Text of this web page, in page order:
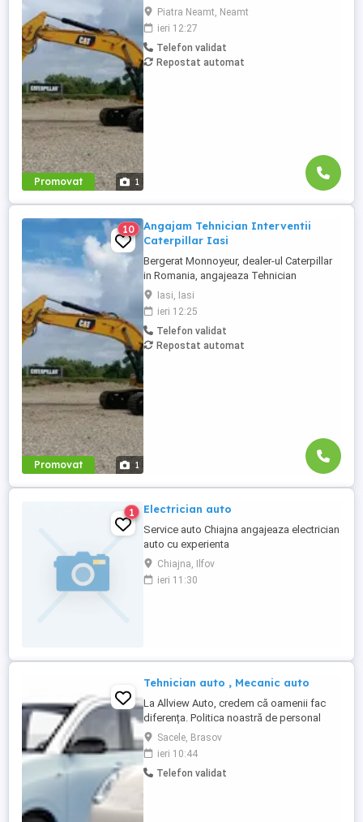
Promovat 1
Electromecanic pentru interventii pe teren.
Pozitiile sunt cadrul diviziei de utilaje
Caterpillar. Zona pentru care recrutam este
Piatra Neamt si zonele invecinate. Studii
medii tehnice de ...
Piatra Neamt, Neamt
ieri 12:27
Telefon validat
Repostat automat
Promovat 1
10
Angajam Tehnician Interventii
Caterpillar Iasi
Bergerat Monnoyeur, dealer-ul Caterpillar
in Romania, angajeaza Tehnician
Electromecanic pentru interventii pe teren.
Pozitiile sunt cadrul diviziei de utilaje
Caterpillar sau in cadrul diviziei de
motoare si generatoare. Zona pentru care
recrutam poate fi in orasele ...
Iasi, Iasi
ieri 12:25
Telefon validat
Repostat automat
1 Electrician auto
Service auto Chiajna angajeaza electrician
auto cu experienta
Chiajna, Ilfov
ieri 11:30
Tehnician auto , Mecanic auto
La Allview Auto, credem că oamenii fac
diferența. Politica noastră de personal
este construită pe relații autentice,
stabilitate și încredere reciprocă. Oferim
un mediu de lucru prietenos, colegial și
lipsit de stresul inutil din service-urile
Sacele, Brasov
ieri 10:44
Telefon validat